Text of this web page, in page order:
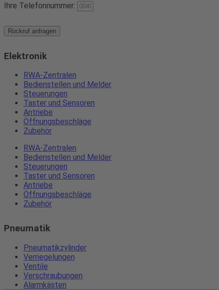
Ihre Telefonnummer:
Rückruf anfragen
Elektronik
RWA-Zentralen
Bedienstellen und Melder
Steuerungen
Taster und Sensoren
Antriebe
Öffnungsbeschläge
Zubehör
RWA-Zentralen
Bedienstellen und Melder
Steuerungen
Taster und Sensoren
Antriebe
Öffnungsbeschläge
Zubehör
Pneumatik
Pneumatikzylinder
Verriegelungen
Ventile
Verschraubungen
Alarmkästen